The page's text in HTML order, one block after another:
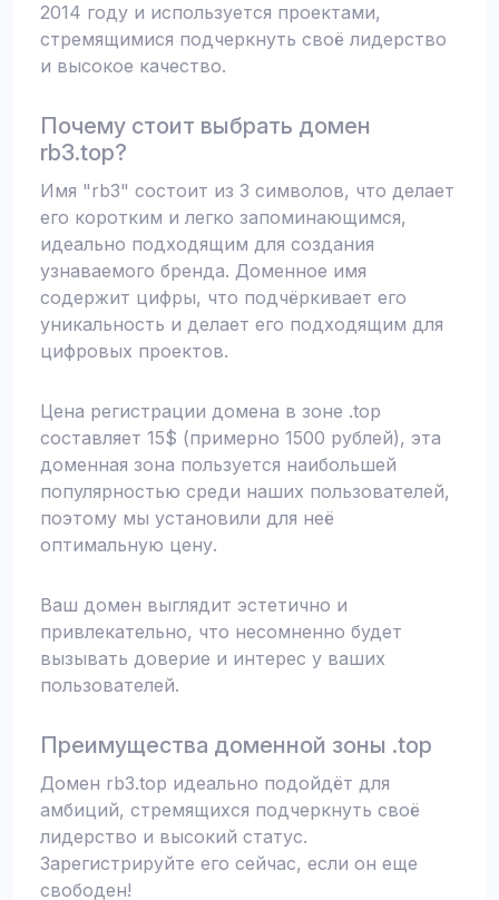
2014 году и используется проектами,
стремящимися подчеркнуть своё лидерство
и высокое качество.
Почему стоит выбрать домен
rb3.top?
Имя "rb3" состоит из 3 символов, что делает
его коротким и легко запоминающимся,
идеально подходящим для создания
узнаваемого бренда. Доменное имя
содержит цифры, что подчёркивает его
уникальность и делает его подходящим для
цифровых проектов.
Цена регистрации домена в зоне .top
составляет 15$ (примерно 1500 рублей), эта
доменная зона пользуется наибольшей
популярностью среди наших пользователей,
поэтому мы установили для неё
оптимальную цену.
Ваш домен выглядит эстетично и
привлекательно, что несомненно будет
вызывать доверие и интерес у ваших
пользователей.
Преимущества доменной зоны .top
Домен rb3.top идеально подойдёт для
амбиций, стремящихся подчеркнуть своё
лидерство и высокий статус.
Зарегистрируйте его сейчас, если он еще
свободен!